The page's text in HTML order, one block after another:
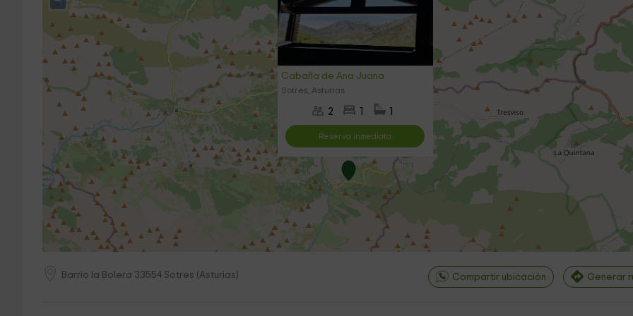
Cabaña de Ana Juana
Sotres, Asturias
2
Reserva inmediata
Barrio la Bolera 33554 Sotres (Asturias) Compartir ubicación Generar